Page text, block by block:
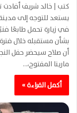
كتب | خالد شريف أفادت
في زيارة تحمل طابعًا
أن صلاح سيحضر حفل
مارينا المفتوح،…
أكمل القراءة »